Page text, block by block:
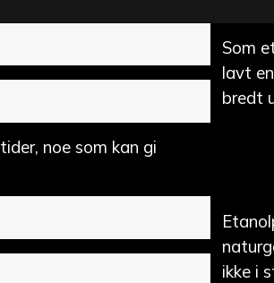
Som
lavt
bredt
noe som kan gi
ikke i